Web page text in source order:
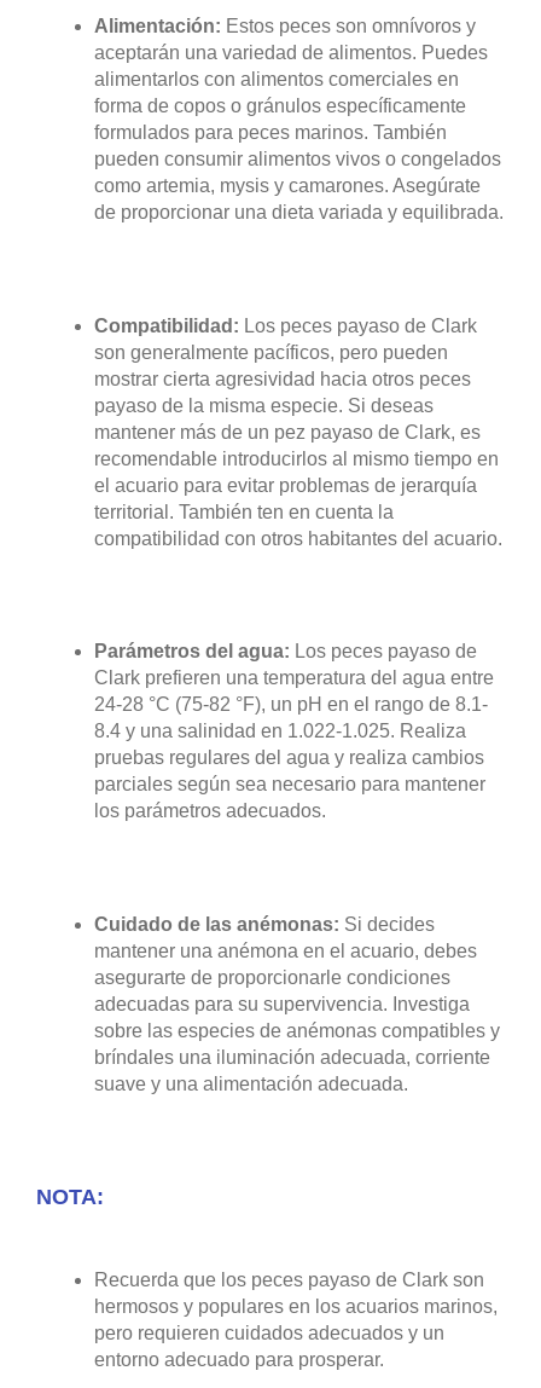
Alimentación: Estos peces son omnívoros y
aceptarán una variedad de alimentos. Puedes
alimentarlos con alimentos comerciales en
forma de copos o gránulos específicamente
formulados para peces marinos. También
pueden consumir alimentos vivos o congelados
como artemia, mysis y camarones. Asegúrate
de proporcionar una dieta variada y equilibrada.
Compatibilidad: Los peces payaso de Clark
son generalmente pacíficos, pero pueden
mostrar cierta agresividad hacia otros peces
payaso de la misma especie. Si deseas
mantener más de un pez payaso de Clark, es
recomendable introducirlos al mismo tiempo en
el acuario para evitar problemas de jerarquía
territorial. También ten en cuenta la
compatibilidad con otros habitantes del acuario.
Parámetros del agua: Los peces payaso de
Clark prefieren una temperatura del agua entre
24-28 °C (75-82 °F), un pH en el rango de 8.1-
8.4 y una salinidad en 1.022-1.025. Realiza
pruebas regulares del agua y realiza cambios
parciales según sea necesario para mantener
los parámetros adecuados.
Cuidado de las anémonas: Si decides
mantener una anémona en el acuario, debes
asegurarte de proporcionarle condiciones
adecuadas para su supervivencia. Investiga
sobre las especies de anémonas compatibles y
bríndales una iluminación adecuada, corriente
suave y una alimentación adecuada.
NOTA:
Recuerda que los peces payaso de Clark son
hermosos y populares en los acuarios marinos,
pero requieren cuidados adecuados y un
entorno adecuado para prosperar.